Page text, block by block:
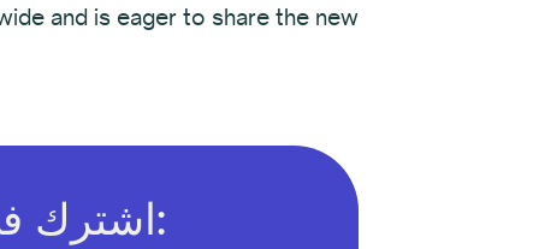
and is eager to share the new
اشترك في النشرة الإخبارية عبر البريد الإلكتروني: